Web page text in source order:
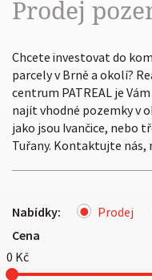
Prodej
Chcete investovat do
parcely v Brně a okolí?
centrum PATREAL je
najít vhodné pozemky v
jako jsou Ivančice, nebo
Tuřany. Kontaktujte nás,
Nabídky: Prodej
Cena
0 Kč